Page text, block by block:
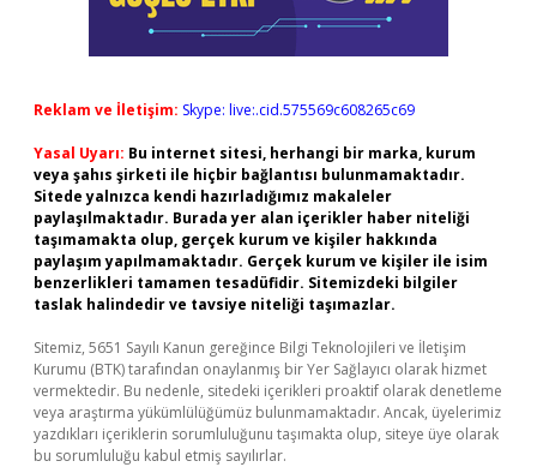
Reklam ve İletişim: Skype: live:.cid.575569c608265c69
Yasal Uyarı: Bu internet sitesi, herhangi bir marka, kurum
veya şahıs şirketi ile hiçbir bağlantısı bulunmamaktadır.
Sitede yalnızca kendi hazırladığımız makaleler
paylaşılmaktadır. Burada yer alan içerikler haber niteliği
taşımamakta olup, gerçek kurum ve kişiler hakkında
paylaşım yapılmamaktadır. Gerçek kurum ve kişiler ile isim
benzerlikleri tamamen tesadüfidir. Sitemizdeki bilgiler
taslak halindedir ve tavsiye niteliği taşımazlar.
Sitemiz, 5651 Sayılı Kanun gereğince Bilgi Teknolojileri ve İletişim
Kurumu (BTK) tarafından onaylanmış bir Yer Sağlayıcı olarak hizmet
vermektedir. Bu nedenle, sitedeki içerikleri proaktif olarak denetleme
veya araştırma yükümlülüğümüz bulunmamaktadır. Ancak, üyelerimiz
yazdıkları içeriklerin sorumluluğunu taşımakta olup, siteye üye olarak
bu sorumluluğu kabul etmiş sayılırlar.